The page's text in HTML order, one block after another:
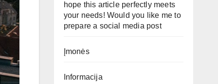
hope this article perfectly meets
your needs! Would you like me to
prepare a social media post
Įmonės
Informacija